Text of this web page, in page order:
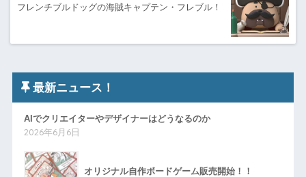
フレンチブルドッグの海賊キャプテン・フレブル！
最新ニュース！
AIでクリエイターやデザイナーはどうなるのか
2026年6月6日
オリジナル自作ボードゲーム販売開始！！